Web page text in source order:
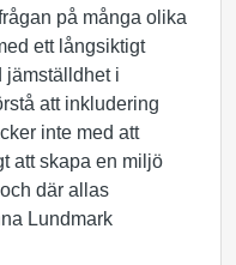
på många olika
ett långsiktigt
jämställdhet i
att inkludering
inte med att
att skapa en miljö
där allas
Lundmark